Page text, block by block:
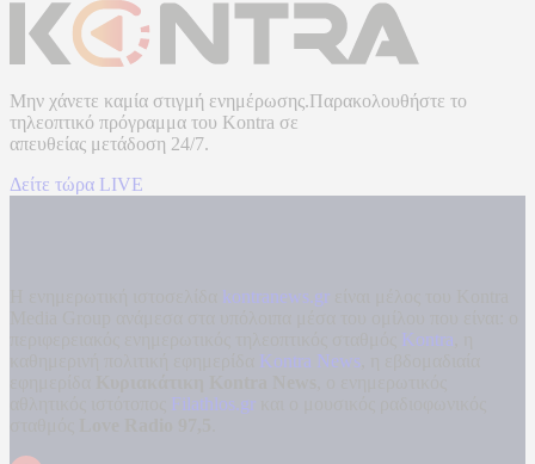
Μην χάνετε καμία στιγμή ενημέρωσης.Παρακολουθήστε το
τηλεοπτικό πρόγραμμα του Kontra σε
απευθείας μετάδοση 24/7.
Δείτε τώρα LIVE
kontranews.gr
Kontra
Kontra News
Filathlos.gr